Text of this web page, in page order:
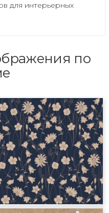
для интерьерных
по